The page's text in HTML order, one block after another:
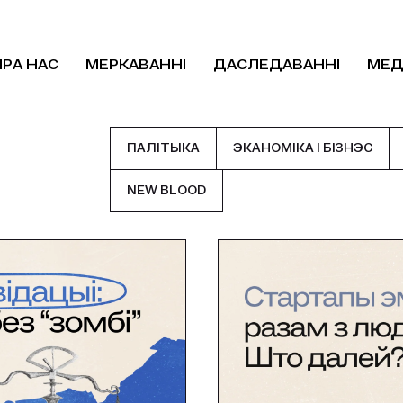
НАС МЕРКАВАННІ ДАСЛЕДАВАННІ
ПАЛIТЫКА ЭКАНОМІКА І БІЗНЭС
NEW BLOOD